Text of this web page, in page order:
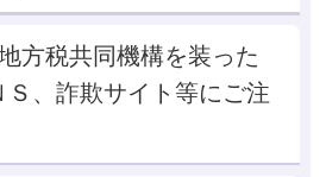
方税共同機構を装った
Ｓ、詐欺サイト等にご注